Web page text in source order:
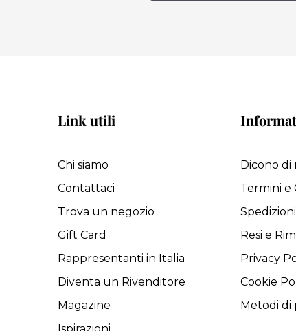
Link utili
Chi siamo
Contattaci
Trova un negozio
Gift Card
Rappresentanti in Italia
Diventa un Rivenditore
Magazine
Dicono di
Termini e
Spedizioni
Resi e
Privacy
Cookie
Metodi di